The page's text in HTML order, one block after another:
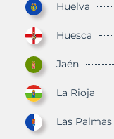
Huelva
Huesca
Jaén
La Rioja
Las Palmas